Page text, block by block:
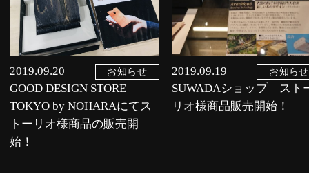
2019.09.20 お知らせ
GOOD DESIGN STORE
TOKYO by NOHARAにてス
トーリオ様商品の販売開
始！
2019.09.19 お知らせ
SUWADAショップ スト
リオ様商品販売開始！